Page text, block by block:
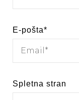
E-pošta*
Spletna stran